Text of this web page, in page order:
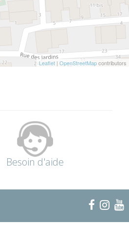
Leaflet | OpenStreetMapcontributors
Besoin d'aide